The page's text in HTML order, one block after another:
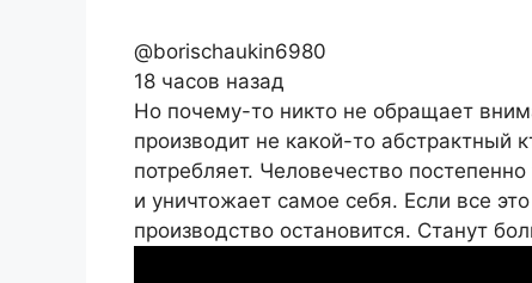
@borischaukin6980
18 часов назад
Но почему-то никто не обращает
производит не какой-то абстрактный
потребляет. Человечество
и уничтожает самое себя. Если все
производство остановится. Станут